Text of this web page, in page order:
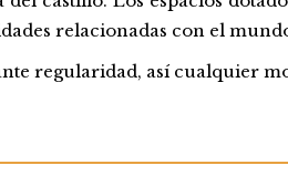
relacionadas con el
regularidad, así cualquier